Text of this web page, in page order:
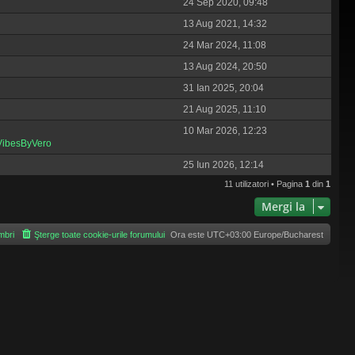
24 Sep 2020, 09:48
13 Aug 2021, 14:32
24 Mar 2024, 11:08
13 Aug 2024, 20:50
31 Ian 2025, 20:04
21 Aug 2025, 11:10
10 Mar 2026, 12:23
25 Iun 2026, 12:14
11 utilizatori • Pagina 1 din 1
Mergi la
Ora este UTC+03:00 Europe/Bucharest
Şterge toate cookie-urile forumului